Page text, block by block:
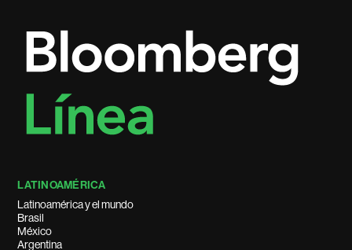
LATINOAMÉRICA
Latinoamérica y el mundo
Brasil
México
Argentina